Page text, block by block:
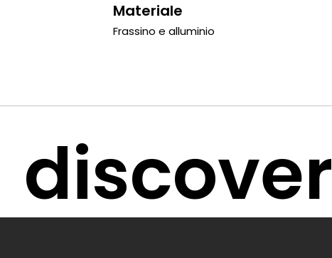
Materiale
Frassino e alluminio
discover